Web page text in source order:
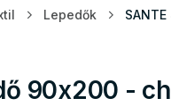
Lepedők
90x200 -